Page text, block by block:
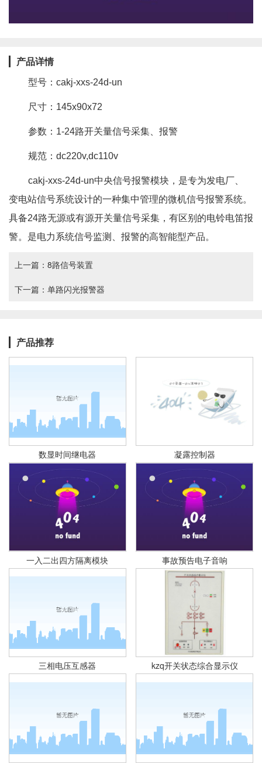
产品详情
型号：cakj-xxs-24d-un
尺寸：145x90x72
参数：1-24路开关量信号采集、报警
规范：dc220v,dc110v
cakj-xxs-24d-un中央信号报警模块，是专为发电厂、
变电站信号系统设计的一种集中管理的微机信号报警系统。
具备24路无源或有源开关量信号采集，有区别的电铃电笛报
警。是电力系统信号监测、报警的高智能型产品。
上一篇： 8路信号装置
下一篇： 单路闪光报警器
产品推荐
数显时间继电器 凝露控制器
一入二出四方隔离模块 事故预告电子音响
三相电压互感器 kzq开关状态综合显示仪